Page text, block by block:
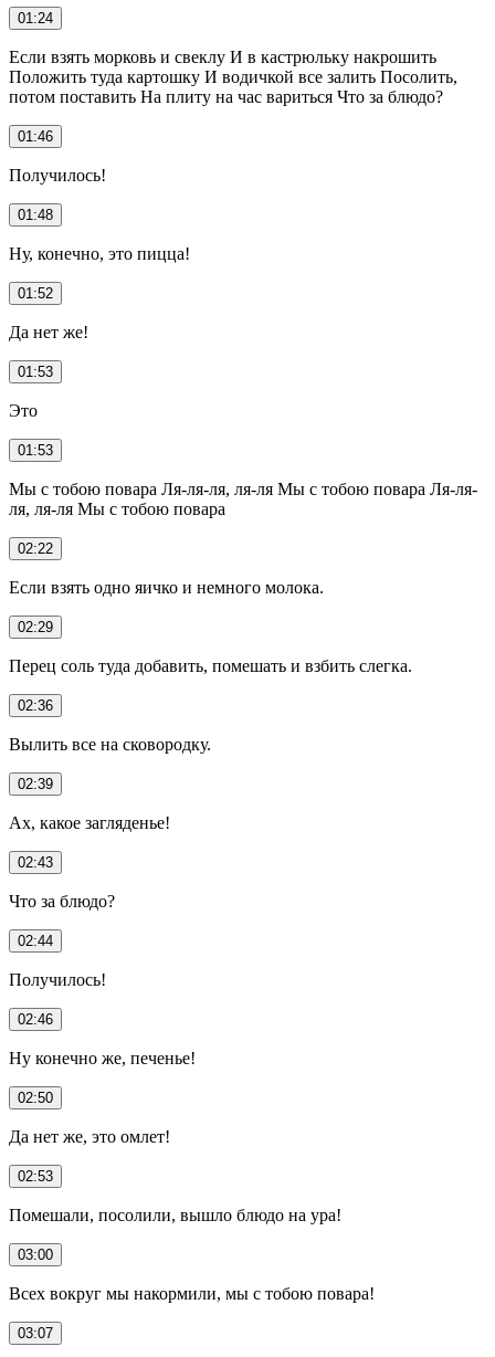
01:24
Если взять морковь и свеклу И в кастрюльку накрошить
Положить туда картошку И водичкой все залить Посолить,
потом поставить На плиту на час вариться Что за блюдо?
01:46
Получилось!
01:48
Ну, конечно, это пицца!
01:52
Да нет же!
01:53
Это
01:53
Мы с тобою повара Ля-ля-ля, ля-ля Мы с тобою повара Ля-ля-
ля, ля-ля Мы с тобою повара
02:22
Если взять одно яичко и немного молока.
02:29
Перец соль туда добавить, помешать и взбить слегка.
02:36
Вылить все на сковородку.
02:39
Ах, какое загляденье!
02:43
Что за блюдо?
02:44
Получилось!
02:46
Ну конечно же, печенье!
02:50
Да нет же, это омлет!
02:53
Помешали, посолили, вышло блюдо на ура!
03:00
Всех вокруг мы накормили, мы с тобою повара!
03:07